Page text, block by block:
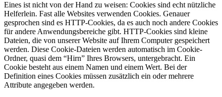
Eines ist nicht von der Hand zu weisen: Cookies sind echt nützliche
Helferlein. Fast alle Websites verwenden Cookies. Genauer
gesprochen sind es HTTP-Cookies, da es auch noch andere Cookies
für andere Anwendungsbereiche gibt. HTTP-Cookies sind kleine
Dateien, die von unserer Website auf Ihrem Computer gespeichert
werden. Diese Cookie-Dateien werden automatisch im Cookie-
Ordner, quasi dem “Hirn” Ihres Browsers, untergebracht. Ein
Cookie besteht aus einem Namen und einem Wert. Bei der
Definition eines Cookies müssen zusätzlich ein oder mehrere
Attribute angegeben werden.